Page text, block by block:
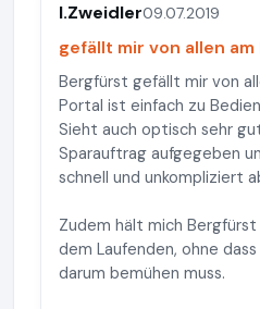
I.Zweidler09.07.2019
gefällt mir von allen am
Bergfürst gefällt mir von
Portal ist einfach zu
Sieht auch optisch sehr
Sparauftrag aufgegeben
schnell und unkompliziert
Zudem hält mich
dem Laufenden, ohne
darum bemühen muss.